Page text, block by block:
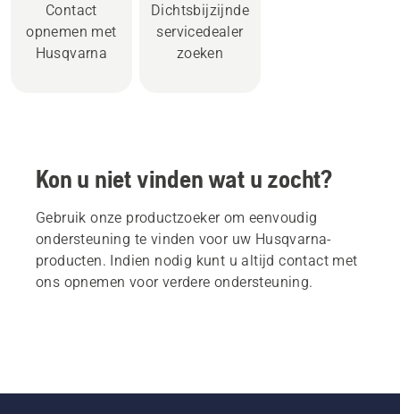
Contact
opnemen met
Husqvarna
Dichtsbijzijnde
servicedealer
zoeken
Kon u niet vinden wat u zocht?
Gebruik onze productzoeker om eenvoudig
ondersteuning te vinden voor uw Husqvarna-
producten. Indien nodig kunt u altijd contact met
ons opnemen voor verdere ondersteuning.